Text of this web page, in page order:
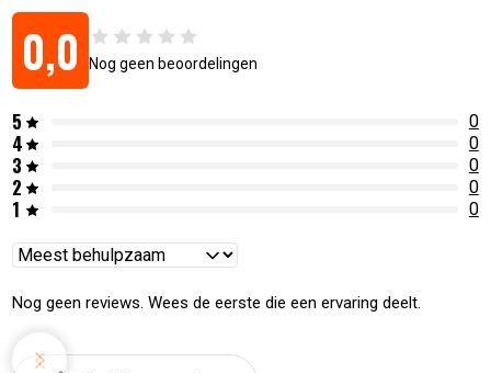
0,0 Nog geen beoordelingen
5 0
4 0
3 0
2 0
1 0
Reviews
Nog geen reviews. Wees de eerste die een ervaring deelt.